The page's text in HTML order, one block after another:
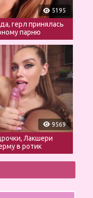
5195
герл принялась
парню
9569
Лакшери
в ротик